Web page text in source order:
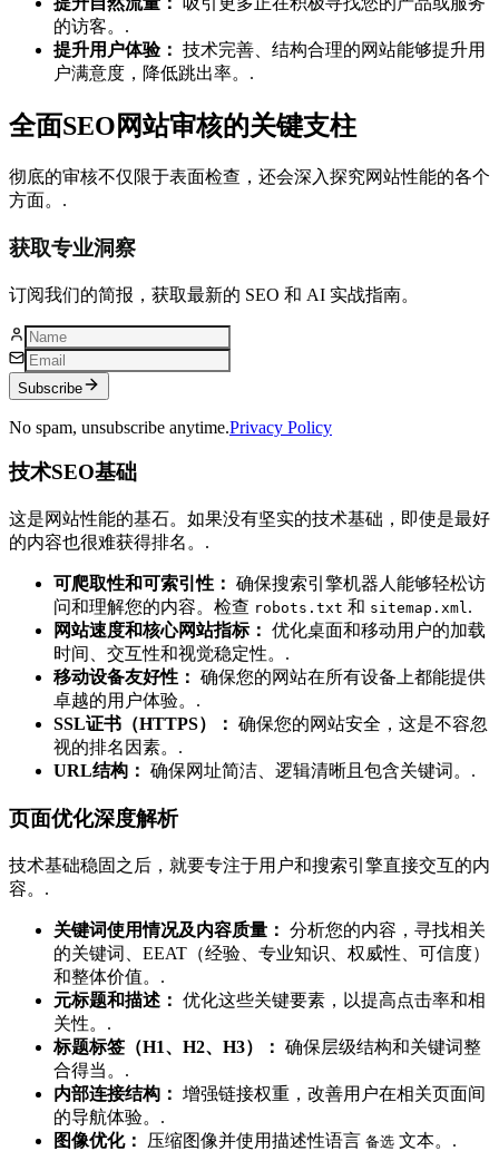
的访客。.
提升用户体验： 技术完善、结构合理的网站能够提升用
户满意度，降低跳出率。.
全面SEO网站审核的关键支柱
彻底的审核不仅限于表面检查，还会深入探究网站性能的各个
方面。.
获取专业洞察
订阅我们的简报，获取最新的 SEO 和 AI 实战指南。
Subscribe
No spam, unsubscribe anytime.Privacy Policy
技术SEO基础
这是网站性能的基石。如果没有坚实的技术基础，即使是最好
的内容也很难获得排名。.
可爬取性和可索引性： 确保搜索引擎机器人能够轻松访
问和理解您的内容。检查 robots.txt 和 sitemap.xml.
网站速度和核心网站指标： 优化桌面和移动用户的加载
时间、交互性和视觉稳定性。.
移动设备友好性： 确保您的网站在所有设备上都能提供
卓越的用户体验。.
SSL证书（HTTPS）： 确保您的网站安全，这是不容忽
视的排名因素。.
URL结构： 确保网址简洁、逻辑清晰且包含关键词。.
页面优化深度解析
技术基础稳固之后，就要专注于用户和搜索引擎直接交互的内
容。.
关键词使用情况及内容质量： 分析您的内容，寻找相关
的关键词、EEAT（经验、专业知识、权威性、可信度）
和整体价值。.
元标题和描述： 优化这些关键要素，以提高点击率和相
关性。.
标题标签（H1、H2、H3）： 确保层级结构和关键词整
合得当。.
内部连接结构： 增强链接权重，改善用户在相关页面间
的导航体验。.
图像优化：
压缩图像并使用描述性语言 备选 文本。.